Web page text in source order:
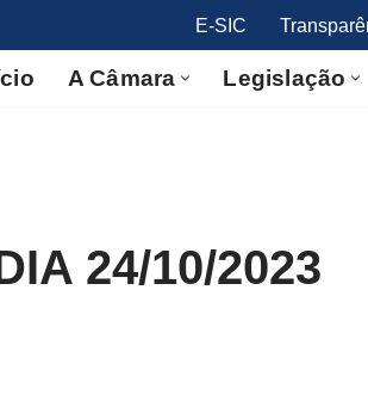
E-SIC
A Câmara Legislação
24/10/2023